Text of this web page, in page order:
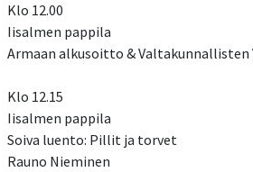
Klo 12.00
Iisalmen pappila
Armaan alkusoitto & Valtakunnallisten
Klo 12.15
Iisalmen pappila
Soiva luento: Pillit ja torvet
Rauno Nieminen